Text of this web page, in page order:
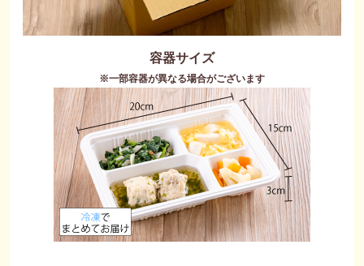
容器サイズ
※一部容器が異なる場合がございます